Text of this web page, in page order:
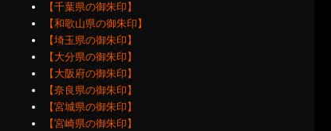
【千葉県の御朱印】
【和歌山県の御朱印】
【埼玉県の御朱印】
【大分県の御朱印】
【大阪府の御朱印】
【奈良県の御朱印】
【宮城県の御朱印】
【宮崎県の御朱印】